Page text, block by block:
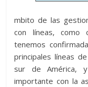
mbito de las
con líneas, como
tenemos
principales líneas
sur de América,
importante con la